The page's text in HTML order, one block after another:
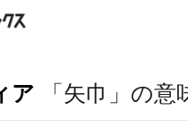
ア 「矢巾」の